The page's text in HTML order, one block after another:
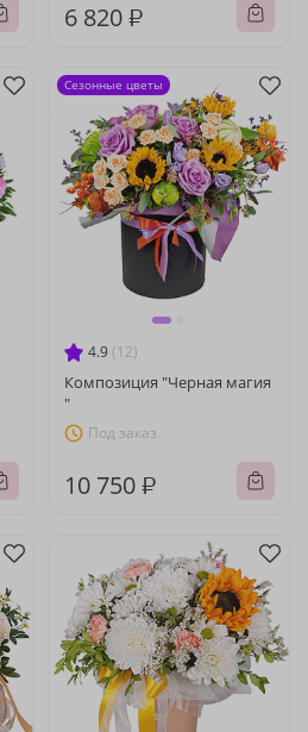
6 820 ₽
4.9 (12)
Композиция "Черная магия
"
Под заказ
10 750 ₽
Сезонные цветы